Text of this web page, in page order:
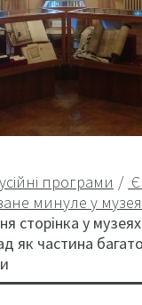
програми
минуле у
сторінка у
як частина